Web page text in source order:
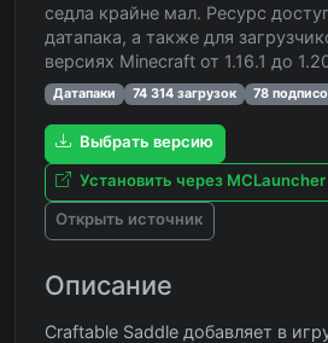
седла крайне мал. Ресурс
датапака, а также для
версиях Minecraft от 1.16.1 до
Датапаки 74 314 загрузок 78
Выбрать версию
Установить через MCLauncher
Открыть источник
Описание
Craftable Saddle добавляет в